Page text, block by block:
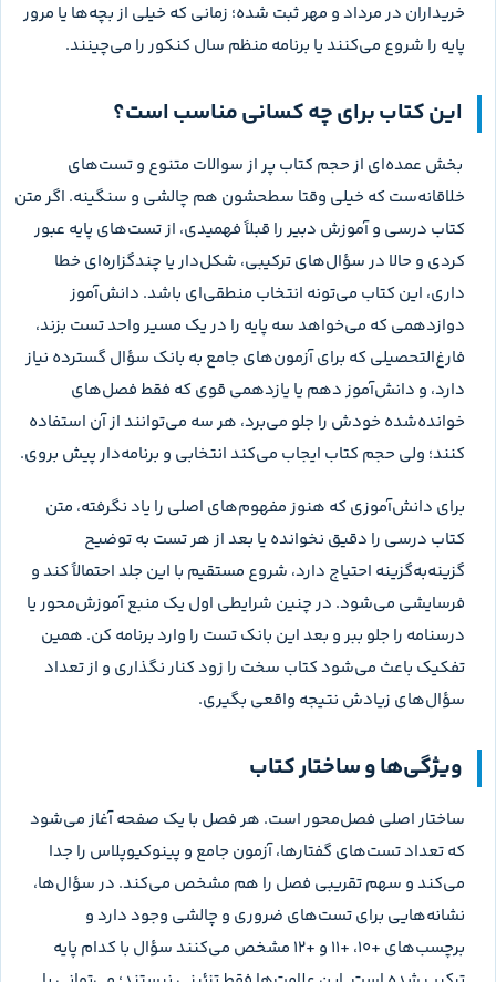
خریداران در مرداد و مهر ثبت شده؛ زمانی که خیلی از بچه‌ها یا مرور
پایه را شروع می‌کنند یا برنامه منظم سال کنکور را می‌چینند.
این کتاب برای چه کسانی مناسب است؟
بخش عمده‌ای از حجم کتاب پر از سوالات متنوع و تست‌های
خلاقانه‌ست که خیلی وقتا سطحشون هم چالشی و سنگینه. اگر متن
کتاب درسی و آموزش دبیر را قبلاً فهمیدی، از تست‌های پایه عبور
کردی و حالا در سؤال‌های ترکیبی، شکل‌دار یا چندگزاره‌ای خطا
داری، این کتاب می‌تونه انتخاب منطقی‌ای باشد. دانش‌آموز
دوازدهمی که می‌خواهد سه پایه را در یک مسیر واحد تست بزند،
فارغ‌التحصیلی که برای آزمون‌های جامع به بانک سؤال گسترده نیاز
دارد، و دانش‌آموز دهم یا یازدهمی قوی که فقط فصل‌های
خوانده‌شده خودش را جلو می‌برد، هر سه می‌توانند از آن استفاده
کنند؛ ولی حجم کتاب ایجاب می‌کند انتخابی و برنامه‌دار پیش بروی.
برای دانش‌آموزی که هنوز مفهوم‌های اصلی را یاد نگرفته، متن
کتاب درسی را دقیق نخوانده یا بعد از هر تست به توضیح
گزینه‌به‌گزینه احتیاج دارد، شروع مستقیم با این جلد احتمالاً کند و
فرسایشی می‌شود. در چنین شرایطی اول یک منبع آموزش‌محور یا
درسنامه را جلو ببر و بعد این بانک تست را وارد برنامه کن. همین
تفکیک باعث می‌شود کتاب سخت را زود کنار نگذاری و از تعداد
سؤال‌های زیادش نتیجه واقعی بگیری.
ویژگی‌ها و ساختار کتاب
ساختار اصلی فصل‌محور است. هر فصل با یک صفحه آغاز می‌شود
که تعداد تست‌های گفتارها، آزمون جامع و پینوکیوپلاس را جدا
می‌کند و سهم تقریبی فصل را هم مشخص می‌کند. در سؤال‌ها،
نشانه‌هایی برای تست‌های ضروری و چالشی وجود دارد و
برچسب‌های +۱۰، +۱۱ و +۱۲ مشخص می‌کنند سؤال با کدام پایه